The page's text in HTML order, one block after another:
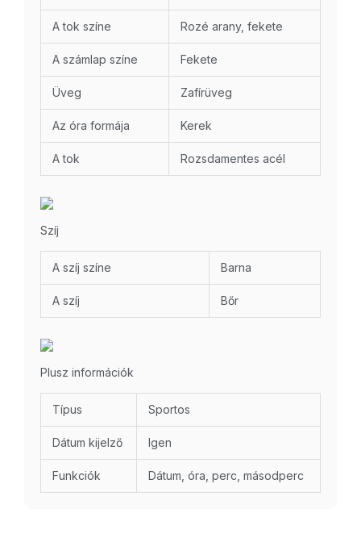
A tok színe Rozé arany, fekete
A számlap színe Fekete
Üveg Zafírüveg
Az óra formája Kerek
A tok Rozsdamentes acél
Szíj
A szíj színe Barna
A szíj Bőr
Plusz információk
Típus Sportos
Dátum kijelző Igen
Funkciók Dátum, óra, perc, másodperc